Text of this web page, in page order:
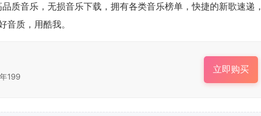
质音乐，无损音乐下载，拥有各类音乐榜单，快捷的新歌速递，
质，用酷我。
199
立即购买